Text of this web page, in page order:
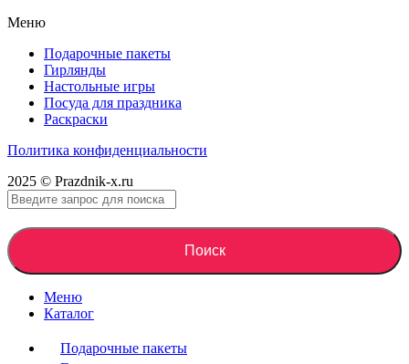
Меню
Подарочные пакеты
Гирлянды
Настольные игры
Посуда для праздника
Раскраски
Политика конфиденциальности
2025 © Prazdnik-x.ru
Поиск
Меню
Каталог
Подарочные пакеты